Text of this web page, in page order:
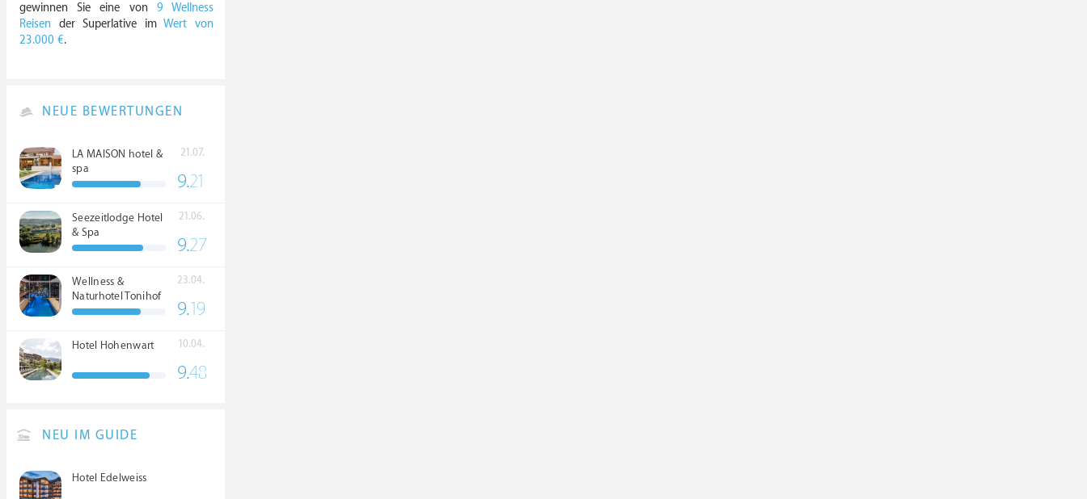
gewinnen Sie eine von 9 Wellness
Reisen der Superlative imWert von
23.000 €.
NEUE BEWERTUNGEN
LA MAISON hotel &
spa
21.07.
9.21
Seezeitlodge Hotel
& Spa
21.06.
9.27
Wellness &
Naturhotel Tonihof
****S
23.04.
9.19
Hotel Hohenwart 10.04.
9.48
NEU IM GUIDE
Hotel Edelweiss